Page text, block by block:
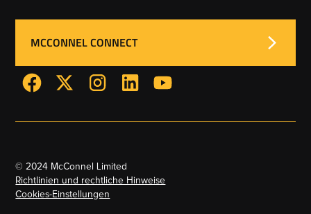
MCCONNEL CONNECT
© 2024 McConnel Limited
Richtlinien und rechtliche Hinweise
Cookies-Einstellungen